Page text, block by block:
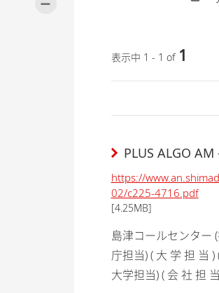
表示中 1 - 1 of 1
PLUS ALGO
https://
02/c225-4716.pdf
[4.25MB]
島津コールセンター
庁担当) ( 大 学 担 当
大学担当) ( 会 社 担